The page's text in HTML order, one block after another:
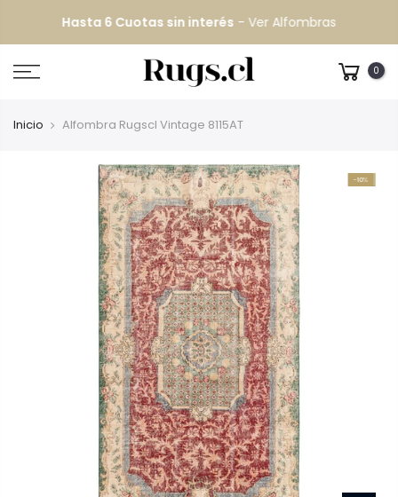
Hasta 6 Cuotas sin interés -Ver Alfombras
0
Inicio Alfombra Rugscl Vintage 8115AT
-10%